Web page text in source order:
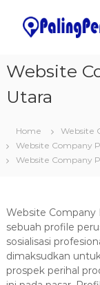
Website
Utara
Home
Website
Website Company
Website Company
Website Company
sebuah profile
sosialisasi
dimaksudkan
prospek perihal